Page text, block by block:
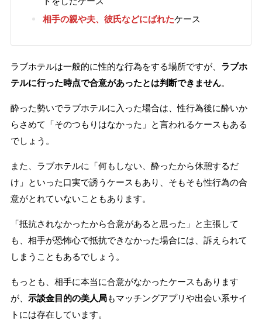
相手の親や夫、彼氏などにばれたケース
ラブホテルは一般的に性的な行為をする場所ですが、 ラブホ
テルに行った時点で合意があったとは判断できません。
酔った勢いでラブホテルに入った場合は、性行為後に酔いか
らさめて「そのつもりはなかった」と言われるケースもある
でしょう。
また、ラブホテルに「何もしない、酔ったから休憩するだ
け」といった口実で誘うケースもあり、そもそも性行為の合
意がとれていないこともあります。
「抵抗されなかったから合意があると思った」と主張して
も、相手が恐怖心で抵抗できなかった場合には、訴えられて
しまうこともあるでしょう。
もっとも、相手に本当に合意がなかったケースもあります
が、 示談金目的の美人局もマッチングアプリや出会い系サイ
トには存在しています。